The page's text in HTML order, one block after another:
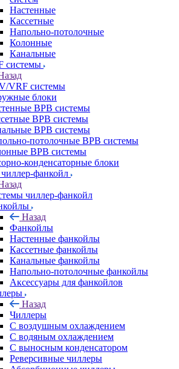
Настенные
Кассетные
Напольно-потолочные
Колонные
Канальные
системы
VRF системы
блоки
ВРВ системы
ВРВ системы
ВРВ системы
потолочные ВРВ системы
ВРВ системы
конденсаторные блоки
фанкойл
чиллер-фанкойл
Назад
Фанкойлы
Настенные фанкойлы
Кассетные фанкойлы
Канальные фанкойлы
Напольно-потолочные фанкойлы
Аксессуары для фанкойлов
Назад
Чиллеры
С воздушным охлаждением
С водяным охлаждением
С выносным конденсатором
Реверсивные чиллеры